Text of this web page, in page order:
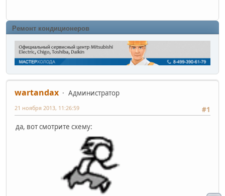
Ремонт кондиционеров
wartandax
Администратор
#1
21 ноября 2013, 11:26:59
да, вот смотрите схему: